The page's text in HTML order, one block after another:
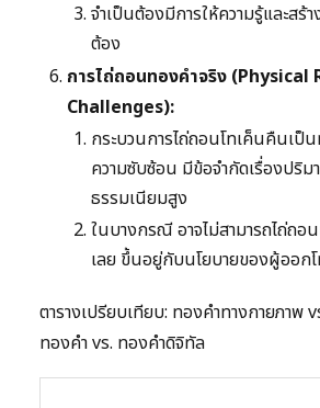
จำเป็นต้องมีการให้ความรู้และสร้
ต้อง
การไถ่ถอนทองคำจริง
Challenges):
กระบวนการไถ่ถอนโทเค็นคืนเป็
ความซับซ้อน มีข้อจำกัดเรื่องปริ
ธรรมเนียมสูง
ในบางกรณี อาจไม่สามารถไถ่ถอ
เลย ขึ้นอยู่กับนโยบายของผู้ออก
ตารางเปรียบเทียบ: ทองคำทางกายภาพ
ทองคำ vs. ทองคำดิจิทัล